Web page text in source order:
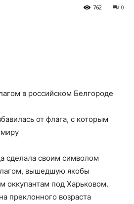
0
762
в российском Белгороде
от флага, с которым
сделала своим символом
вышедшую якобы
оккупантам под Харьковом.
преклонного возраста